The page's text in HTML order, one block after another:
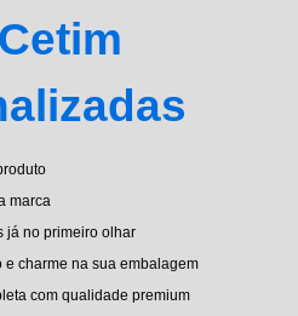
marca
já no primeiro olhar
e charme na sua embalagem
com qualidade premium